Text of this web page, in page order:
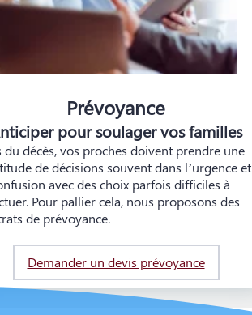
Prévoyance
pour soulager vos familles
du décès, vos proches doivent prendre une
de décisions souvent dans l’urgence et
avec des choix parfois difficiles à
Pour pallier cela, nous proposons des
de prévoyance.
Demander un devis prévoyance